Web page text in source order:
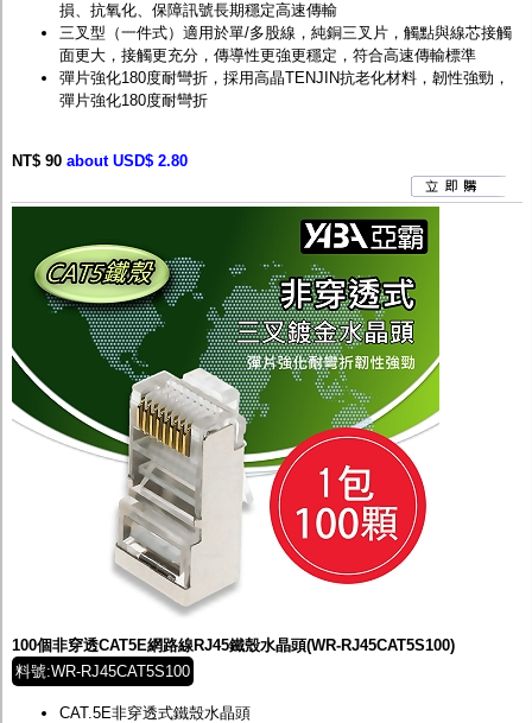
損、抗氧化、保障訊號長期穩定高速傳輸
三叉型（一件式）適用於單/多股線，純銅三叉片，觸點與線芯接觸
面更大，接觸更充分，傳導性更強更穩定，符合高速傳輸標準
彈片強化180度耐彎折，採用高晶TENJIN抗老化材料，韌性強勁，
彈片強化180度耐彎折
NT$ 90 about USD$ 2.80
100個非穿透CAT5E網路線RJ45鐵殼水晶頭(WR-RJ45CAT5S100)
料號:WR-RJ45CAT5S100
CAT.5E非穿透式鐵殼水晶頭